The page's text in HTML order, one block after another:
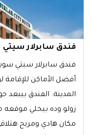
فندق سابرلار سيتي
فندق سابرلار سيتي
أفضل الأماكن
زولو وده بيخلي موقعه
مكان هادي ومريح